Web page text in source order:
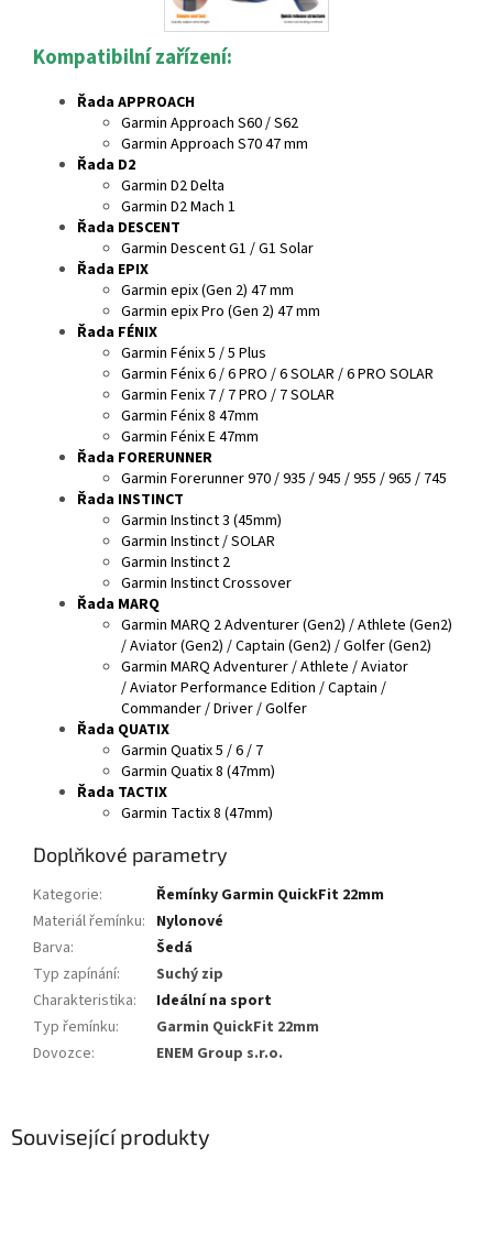
Související produkty
Kompatibilní zařízení:
Řada APPROACH
Garmin Approach S60 / S62
Garmin Approach S70 47 mm
Řada D2
Garmin D2 Delta
Garmin D2 Mach 1
Řada DESCENT
Garmin Descent G1 / G1 Solar
Řada EPIX
Garmin epix (Gen 2) 47 mm
Garmin epix Pro (Gen 2) 47 mm
Řada FÉNIX
Garmin Fénix 5 / 5 Plus
Garmin Fénix 6 / 6 PRO / 6 SOLAR / 6 PRO SOLAR
Garmin Fenix 7 / 7 PRO / 7 SOLAR
Garmin Fénix 8 47mm
Garmin Fénix E 47mm
Řada FORERUNNER
Garmin Forerunner 970 / 935 / 945 / 955 / 965 / 745
Řada INSTINCT
Garmin Instinct 3 (45mm)
Garmin Instinct / SOLAR
Garmin Instinct 2
Garmin Instinct Crossover
Řada MARQ
Garmin MARQ 2 Adventurer (Gen2) / Athlete (Gen2)
/ Aviator (Gen2) / Captain (Gen2) / Golfer (Gen2)
Garmin MARQ Adventurer / Athlete / Aviator
/ Aviator Performance Edition / Captain /
Commander / Driver / Golfer
Řada QUATIX
Garmin Quatix 5 / 6 / 7
Garmin Quatix 8 (47mm)
Řada TACTIX
Garmin Tactix 8 (47mm)
Doplňkové parametry
Kategorie:
Řemínky Garmin QuickFit 22mm
Materiál řemínku: Nylonové
Barva:
Šedá
Typ zapínání:
Suchý zip
Charakteristika:
Ideální na sport
Typ řemínku:
Garmin QuickFit 22mm
Dovozce: ENEM Group s.r.o.